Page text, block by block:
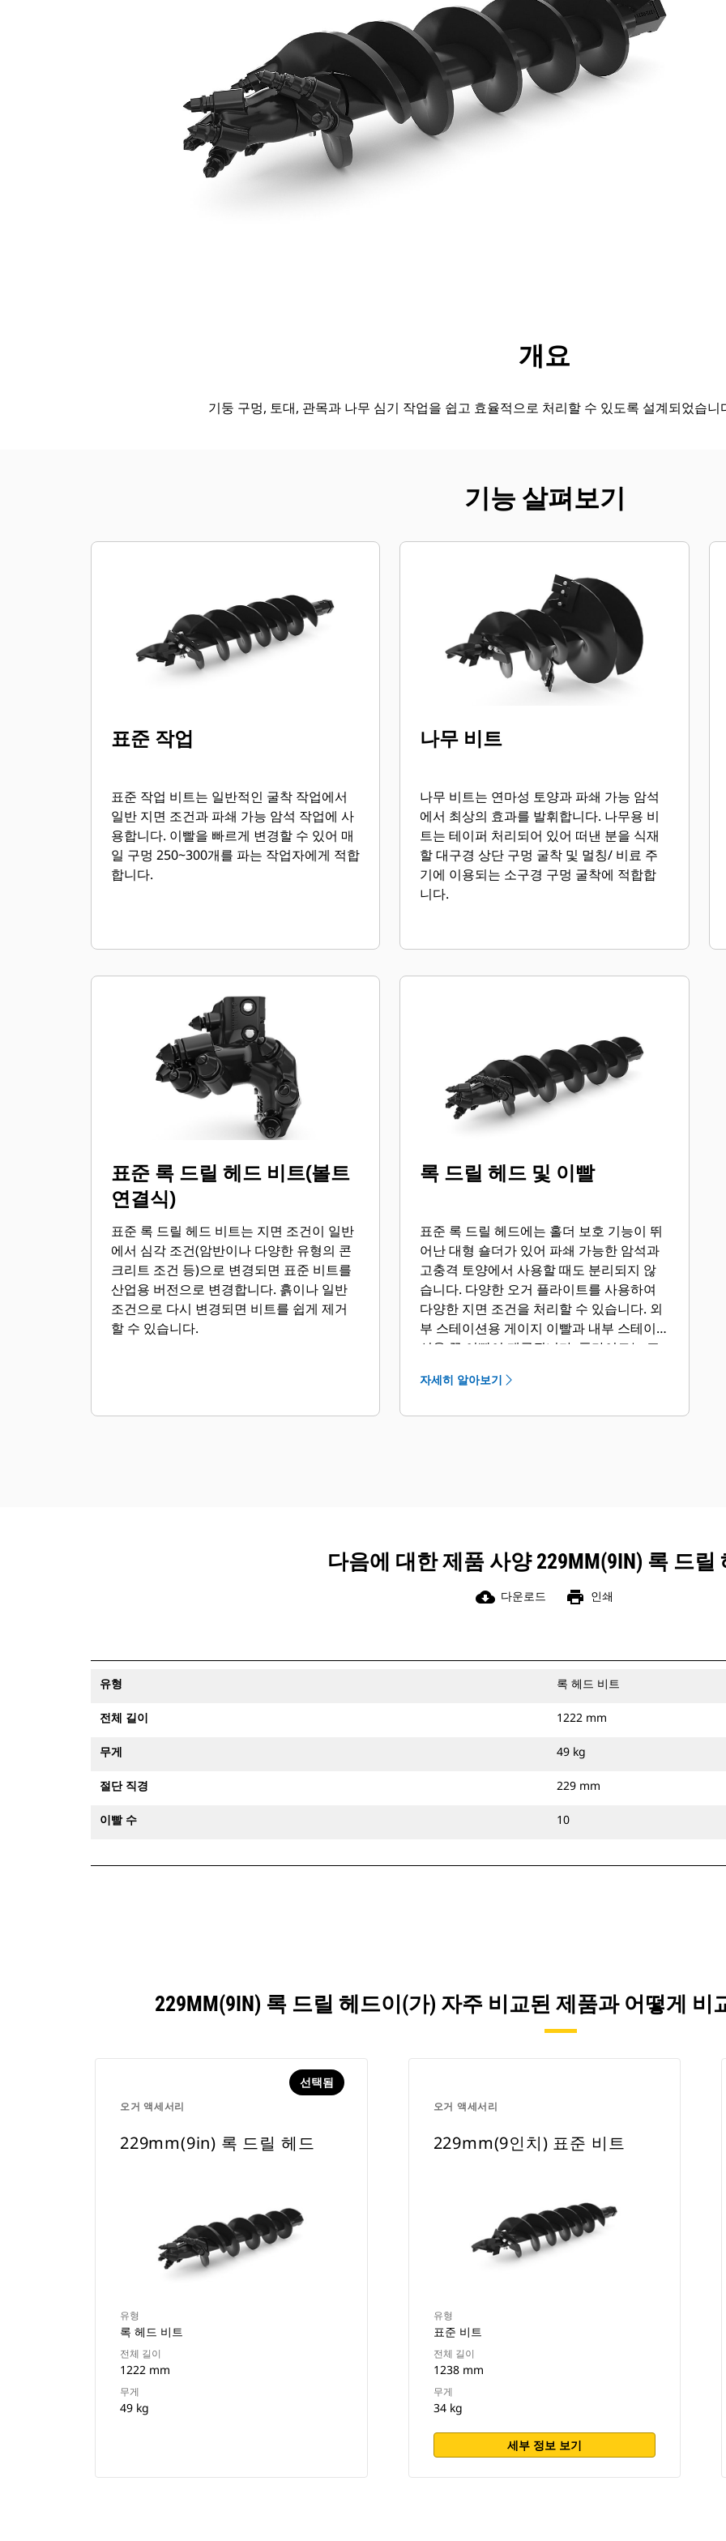
투어
개요
기둥 구멍, 토대, 관목과 나무 심기 작업을 쉽고 효율적으로 처리할 수 있도록 설계되었습니
기능 살펴보기
표준 작업
표준 작업 비트는 일반적인 굴착 작업에서
일반 지면 조건과 파쇄 가능 암석 작업에 사
용합니다. 이빨을 빠르게 변경할 수 있어 매
일 구멍 250~300개를 파는 작업자에게 적합
합니다.
나무 비트
나무 비트는 연마성 토양과 파쇄 가능 암석
에서 최상의 효과를 발휘합니다. 나무용 비
트는 테이퍼 처리되어 있어 떠낸 분을 식재
할 대구경 상단 구멍 굴착 및 멀칭/ 비료 주
기에 이용되는 소구경 구멍 굴착에 적합합
니다.
표준 록 드릴 헤드 비트(볼트
연결식)
표준 록 드릴 헤드 비트는 지면 조건이 일반
에서 심각 조건(암반이나 다양한 유형의 콘
크리트 조건 등)으로 변경되면 표준 비트를
산업용 버전으로 변경합니다. 흙이나 일반
조건으로 다시 변경되면 비트를 쉽게 제거
할 수 있습니다.
록 드릴 헤드 및 이빨
표준 록 드릴 헤드에는 홀더 보호 기능이 뛰
어난 대형 숄더가 있어 파쇄 가능한 암석과
고충격 토양에서 사용할 때도 분리되지 않
습니다. 다양한 오거 플라이트를 사용하여
다양한 지면 조건을 처리할 수 있습니다. 외
부 스테이션용 게이지 이빨과 내부 스테이
션용 끌 이빨이 제공됩니다. 플라이트는 표
양과 다짐 암석을 처리할 수 있습니다.
자세히 알아보기
다음에 대한 제품 사양 229MM(9IN) 록 드릴
cloud_download 다운로드 print 인쇄
유형 록 헤드 비트
전체 길이 1222 mm
무게 49 kg
절단 직경 229 mm
이빨 수 10
229MM(9IN) 록 드릴 헤드이(가) 자주 비교된 제품과 어떻게
오거 액세서리
선택됨
229mm(9in) 록 드릴 헤드
유형
록 헤드 비트
전체 길이
1222 mm
무게
49 kg
오거 액세서리
229mm(9인치) 표준 비트
유형
표준 비트
전체 길이
1238 mm
무게
34 kg
세부 정보 보기